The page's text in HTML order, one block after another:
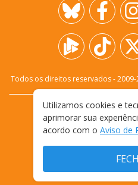
Todos os direitos reservados - 2009-
FALE
TERMOS E
Utilizamos cookies e
aprimorar sua
acordo com o Aviso de